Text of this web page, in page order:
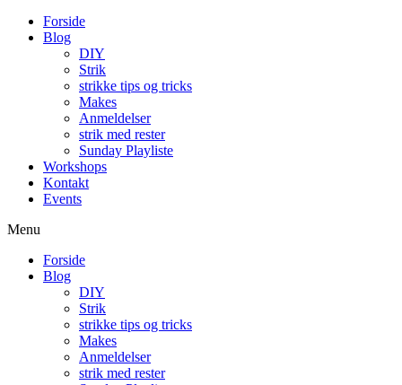
Forside
Blog
DIY
Strik
strikke tips og tricks
Makes
Anmeldelser
strik med rester
Sunday Playliste
Workshops
Kontakt
Events
Menu
Forside
Blog
DIY
Strik
strikke tips og tricks
Makes
Anmeldelser
strik med rester